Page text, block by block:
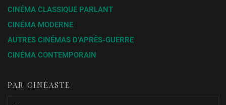
CINÉMA CLASSIQUE PARLANT
CINÉMA MODERNE
AUTRES CINÉMAS D’APRÈS-GUERRE
CINÉMA CONTEMPORAIN
PAR CINÉASTE